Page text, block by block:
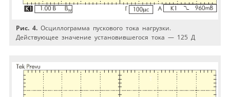
Рис. 4. Осциллограмма пускового тока нагрузки.
Действующее значение установившегося тока — 125 Д